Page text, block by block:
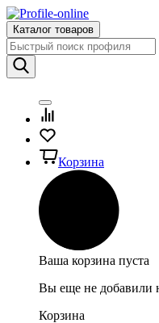
Каталог товаров
Корзина
Ваша корзина пуста
Вы еще не добавили
Корзина